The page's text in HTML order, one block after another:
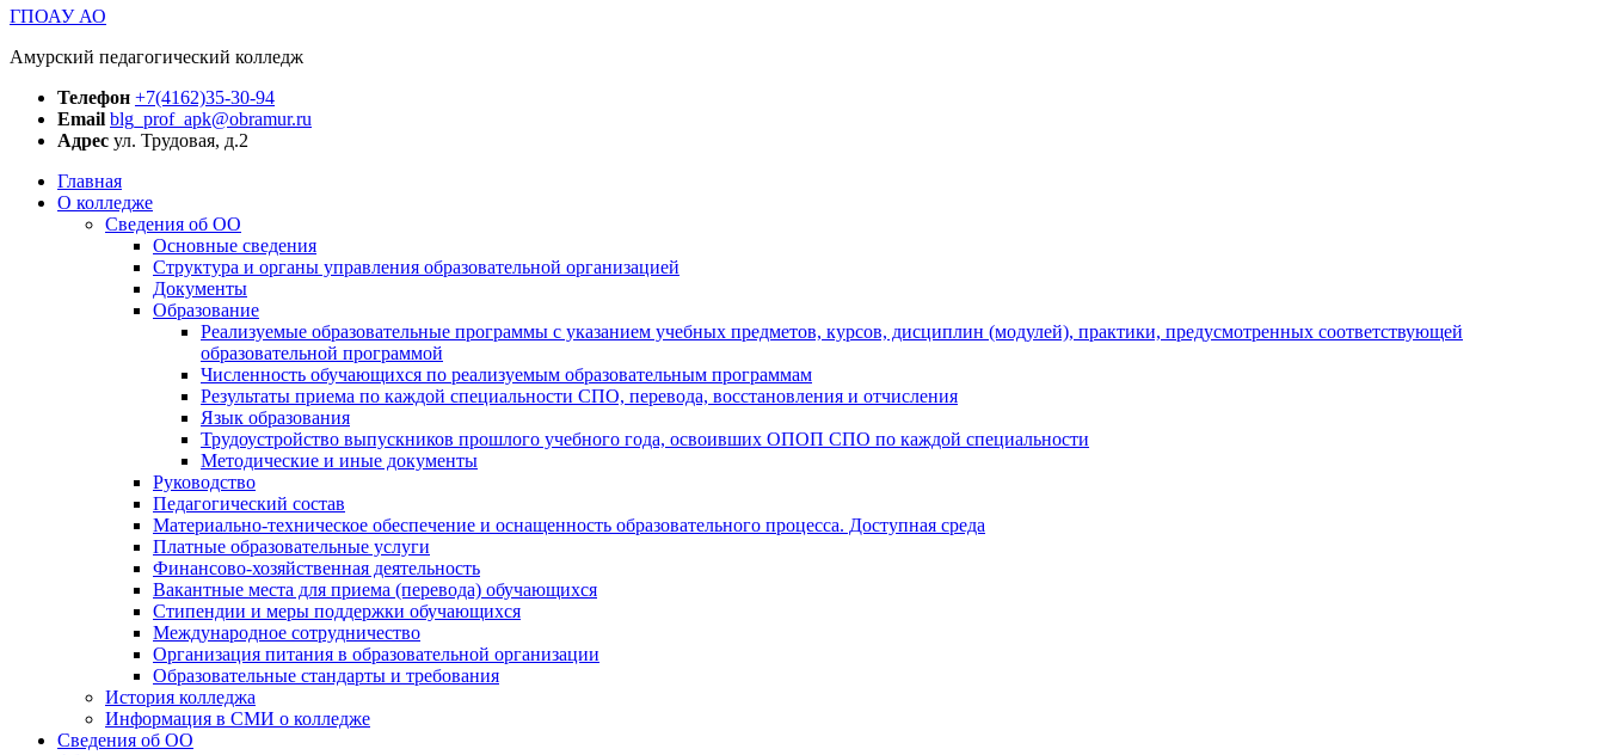
ГПОАУ АО
Амурский педагогический колледж
Телефон +7(4162)35-30-94
Email blg_prof_apk@obramur.ru
Адрес ул. Трудовая, д.2
Главная
О колледже
Сведения об ОО
Основные сведения
Структура и органы управления образовательной организацией
Документы
Образование
Реализуемые образовательные программы с указанием учебных предметов, курсов, дисциплин (модулей), практики, предусмотренных соответствующей
образовательной программой
Численность обучающихся по реализуемым образовательным программам
Результаты приема по каждой специальности СПО, перевода, восстановления и отчисления
Язык образования
Трудоустройство выпускников прошлого учебного года, освоивших ОПОП СПО по каждой специальности
Методические и иные документы
Руководство
Педагогический состав
Материально-техническое обеспечение и оснащенность образовательного процесса. Доступная среда
Платные образовательные услуги
Финансово-хозяйственная деятельность
Вакантные места для приема (перевода) обучающихся
Стипендии и меры поддержки обучающихся
Международное сотрудничество
Организация питания в образовательной организации
Образовательные стандарты и требования
История колледжа
Информация в СМИ о колледже
Сведения об ОО